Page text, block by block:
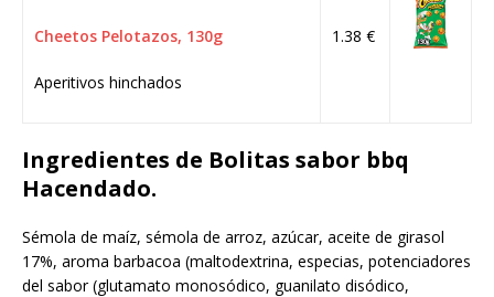
Cheetos Pelotazos, 130g
Aperitivos hinchados
1.38 €
Ingredientes de Bolitas sabor bbq
Hacendado.
Sémola de maíz, sémola de arroz, azúcar, aceite de girasol
17%, aroma barbacoa (maltodextrina, especias, potenciadores
del sabor (glutamato monosódico, guanilato disódico,